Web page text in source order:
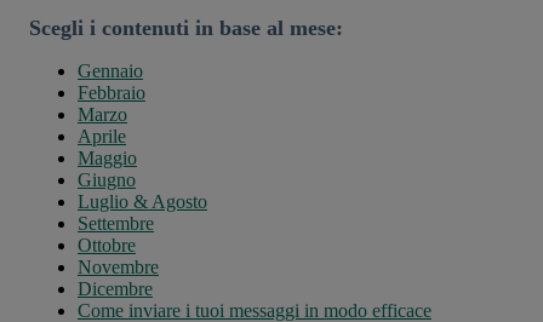
Scegli i contenuti in base al mese:
Gennaio
Febbraio
Marzo
Aprile
Maggio
Giugno
Luglio & Agosto
Settembre
Ottobre
Novembre
Dicembre
Come inviare i tuoi messaggi in modo efficace